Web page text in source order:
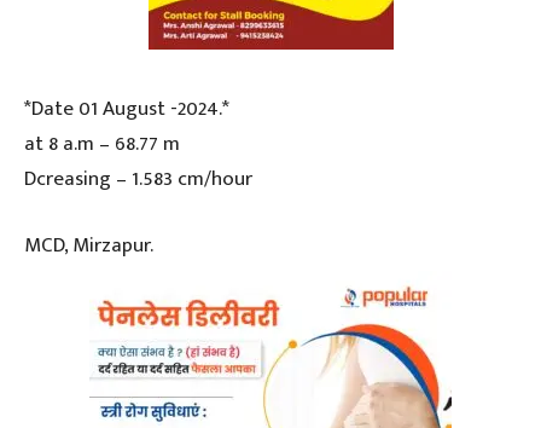
*Date 01 August -2024.*
at 8 a.m – 68.77 m
Dcreasing – 1.583 cm/hour
MCD, Mirzapur.